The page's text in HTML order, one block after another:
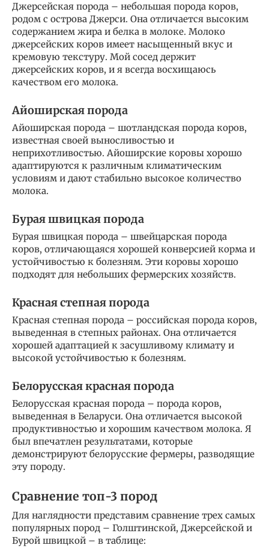
Джерсейская порода – небольшая порода коров,
родом с острова Джерси. Она отличается высоким
содержанием жира и белка в молоке. Молоко
джерсейских коров имеет насыщенный вкус и
кремовую текстуру. Мой сосед держит
джерсейских коров, и я всегда восхищаюсь
качеством его молока.
Айоширская порода
Айоширская порода – шотландская порода коров,
известная своей выносливостью и
неприхотливостью. Айоширские коровы хорошо
адаптируются к различным климатическим
условиям и дают стабильно высокое количество
молока.
Бурая швицкая порода
Бурая швицкая порода – швейцарская порода
коров, отличающаяся хорошей конверсией корма и
устойчивостью к болезням. Эти коровы хорошо
подходят для небольших фермерских хозяйств.
Красная степная порода
Красная степная порода – российская порода коров,
выведенная в степных районах. Она отличается
хорошей адаптацией к засушливому климату и
высокой устойчивостью к болезням.
Белорусская красная порода
Белорусская красная порода – порода коров,
выведенная в Беларуси. Она отличается высокой
продуктивностью и хорошим качеством молока. Я
был впечатлен результатами, которые
демонстрируют белорусские фермеры, разводящие
эту породу.
Сравнение топ-3 пород
Для наглядности представим сравнение трех самых
популярных пород – Голштинской, Джерсейской и
Бурой швицкой – в таблице: